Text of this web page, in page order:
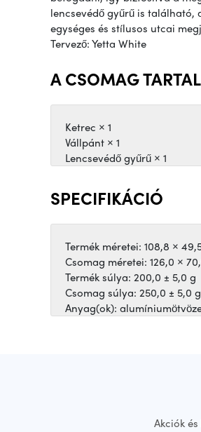
lencsevédő gyűrű is található,
egységes és stílusos utcai
Tervező: Yetta White
A CSOMAG
Ketrec × 1
Vállpánt × 1
Lencsevédő gyűrű × 1
SPECIFIKÁCIÓ
Termék méretei: 108,8 ×
Csomag méretei: 126,0 ×
Termék súlya: 200,0 ± 5,0 g
Csomag súlya: 250,0 ± 5,0 g
Anyag(ok):
Akciók